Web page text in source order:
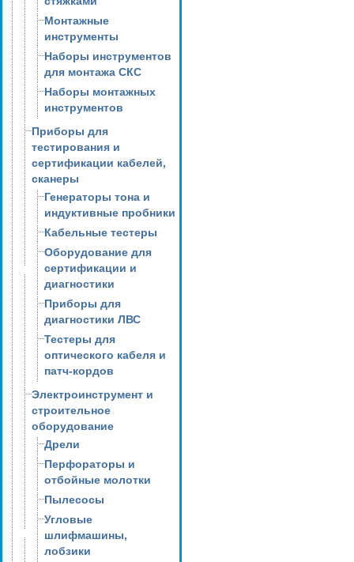
Монтажные
инструменты
Наборы инструментов
для монтажа СКС
Наборы монтажных
инструментов
Приборы для
тестирования и
сертификации кабелей,
сканеры
Генераторы тона и
индуктивные пробники
Кабельные тестеры
Оборудование для
сертификации и
диагностики
Приборы для
диагностики ЛВС
Тестеры для
оптического кабеля и
патч-кордов
Электроинструмент и
строительное
оборудование
Дрели
Перфораторы и
отбойные молотки
Пылесосы
Угловые
шлифмашины,
лобзики